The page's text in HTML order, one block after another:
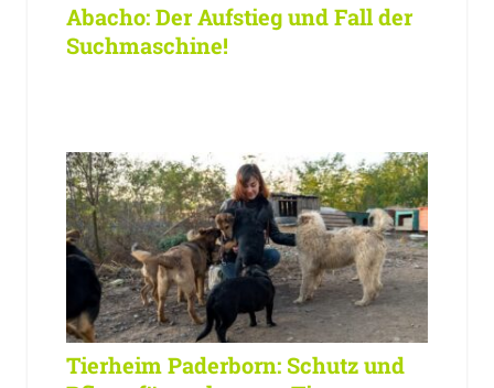
Abacho: Der Aufstieg und Fall der
Suchmaschine!
Tierheim Paderborn: Schutz und